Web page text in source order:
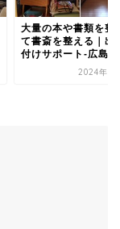
大量の本や書類を整
て書斎を整える｜出
付けサポート-広島市
2024年5